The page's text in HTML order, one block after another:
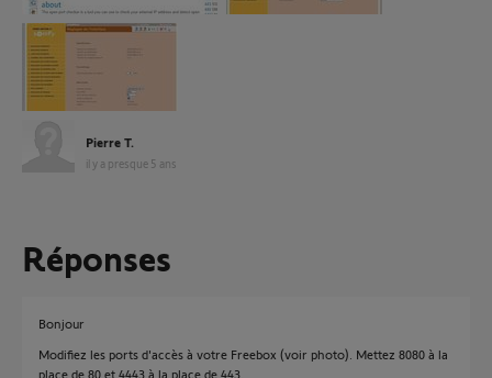
Pierre T.
il y a presque 5 ans
Réponses
Bonjour
Modifiez les ports d'accès à votre Freebox (voir photo). Mettez 8080 à la
place de 80 et 4443 à la place de 443.